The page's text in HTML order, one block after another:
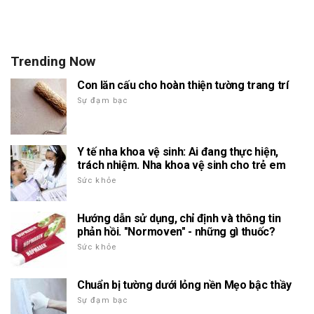
Trending Now
Con lăn cấu cho hoàn thiện tường trang trí
Sự đạm bạc
Y tế nha khoa vệ sinh: Ai đang thực hiện,
trách nhiệm. Nha khoa vệ sinh cho trẻ em
Sức khỏe
Hướng dẫn sử dụng, chỉ định và thông tin
phản hồi. "Normoven" - những gì thuốc?
Sức khỏe
Chuẩn bị tường dưới lỏng nền Mẹo bậc thầy
Sự đạm bạc